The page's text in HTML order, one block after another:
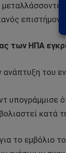
των ΗΠΑ
του
υπογράμμισε
κατά
το εμβόλιο